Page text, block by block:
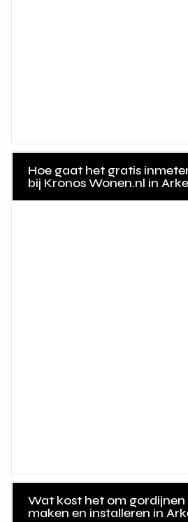
Hoe gaat het gratis
bij Kronos Wonen.nl in
Wat kost het om gordijnen
maken en installeren in